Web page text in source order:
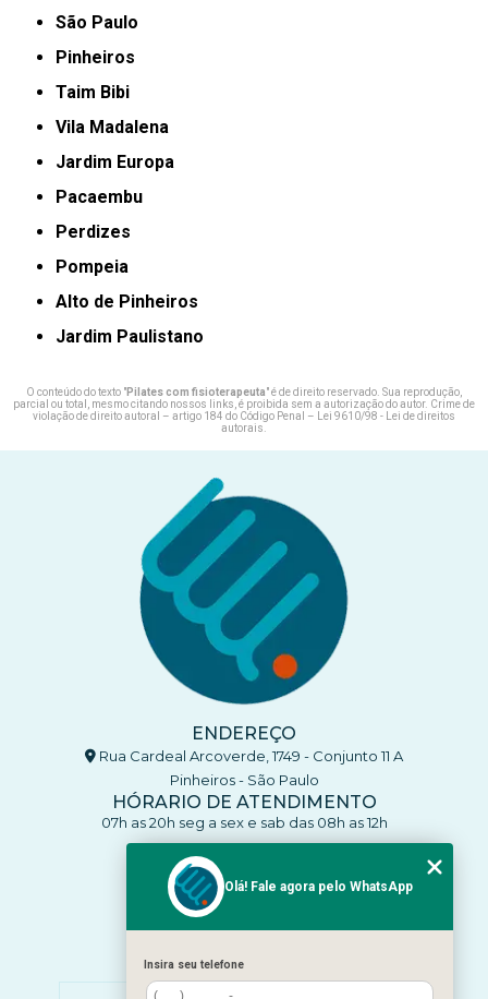
São Paulo
Pinheiros
taim Bibi
Vila Madalena
jardim Europa
Pacaembu
Perdizes
Pompeia
Alto de Pinheiros
Jardim Paulistano
O conteúdo do texto "Pilates com fisioterapeuta" é de direito reservado. Sua reprodução,
parcial ou total, mesmo citando nossos links, é proibida sem a autorização do autor. Crime de
violação de direito autoral – artigo 184 do Código Penal – Lei 9610/98 - Lei de direitos
autorais.
ENDEREÇO
Rua Cardeal Arcoverde, 1749 - Conjunto 11 A
Pinheiros - São Paulo
HÓRARIO DE ATENDIMENTO
07h as 20h seg a sex e sab das 08h as 12h
CONTATO
(11) 93770-4137
(11) 93770-4137
clinicaenleva5@gmail.com
MENU
HOME
Olá! Fale agora pelo WhatsApp
Insira seu telefone